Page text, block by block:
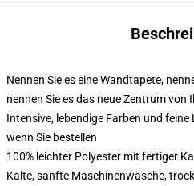
Nennen Sie es eine Wandtapete,
nennen Sie es das neue Zentrum von
Intensive, lebendige Farben und feine
wenn Sie bestellen
100% leichter Polyester mit fertiger
Kalte, sanfte Maschinenwäsche,